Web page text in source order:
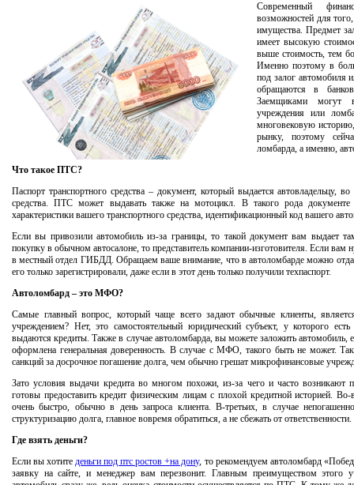
Современный
возможностей для
имущества. Предмет
имеет высокую
выше стоимость, тем
Именно поэтому в
под залог автомобиля
обращаются в
Заемщиками могут
учреждения или
многовековую
рынку, поэтому
ломбарда, а именно,
Что такое ПТС?
Паспорт транспортного средства – документ, который выдается автовладельцу,
средства. ПТС может выдавать также на мотоцикл. В такого рода документе
характеристики вашего транспортного средства, идентификационный код вашего
Если вы привозили автомобиль из-за границы, то такой документ вам выдает
покупку в обычном автосалоне, то представитель компании-изготовителя. Если вам
в местный отдел ГИБДД. Обращаем ваше внимание, что в автоломбарде можно
его только зарегистрировали, даже если в этот день только получили техпаспорт.
Автоломбард – это МФО?
Самые главный вопрос, который чаще всего задают обычные клиенты,
учреждением? Нет, это самостоятельный юридический субъект, у которого
выдаются кредиты. Также в случае автоломбарда, вы можете заложить автомобиль,
оформлена генеральная доверенность. В случае с МФО, такого быть не может.
санкций за досрочное погашение долга, чем обычно грешат микрофинансовые
Зато условия выдачи кредита во многом похожи, из-за чего и часто возникают
готовы предоставить кредит физическим лицам с плохой кредитной историей.
очень быстро, обычно в день запроса клиента. В-третьих, в случае
структуризацию долга, главное вовремя обратиться, а не сбежать от ответственности.
Где взять деньги?
Если вы хотитеденьги под птс ростов +на дону, то рекомендуем автоломбард
заявку на сайте, и менеджер вам перезвонит. Главным преимуществом этого